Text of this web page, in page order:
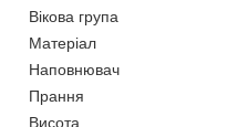
Вікова група
Матеріал
Наповнювач
Прання
Висота